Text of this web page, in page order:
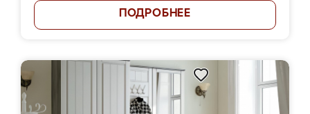
ПОДРОБНЕЕ